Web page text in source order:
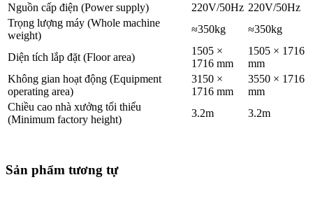
Nguồn cấp điện (Power supply)
220V/50Hz 220V/50Hz
Trọng lượng máy (Whole machine
weight)
≈350kg ≈350kg
Diện tích lắp đặt (Floor area)
1505 ×
1716 mm
1505 × 1716
mm
Không gian hoạt động (Equipment
operating area)
3150 ×
1716 mm
3550 × 1716
mm
Chiều cao nhà xưởng tối thiểu
(Minimum factory height)
3.2m 3.2m
Sản phẩm tương tự